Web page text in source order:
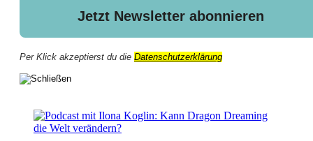
Per Klick akzeptierst du die Datenschutzerklärung